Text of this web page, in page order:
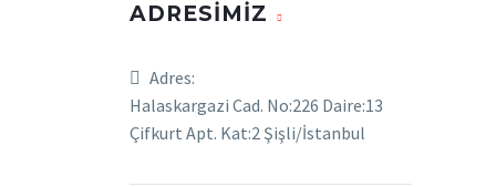
ADRESİMİZ
Adres:
Halaskargazi Cad. No:226 Daire:13
Çifkurt Apt. Kat:2 Şişli/İstanbul